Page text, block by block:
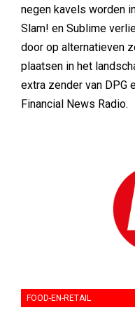
negen kavels worden
Slam! en Sublime
door op alternatieven
plaatsen in het
extra zender van DPG
Financial News Radio.
FOOD-EN-RETAIL